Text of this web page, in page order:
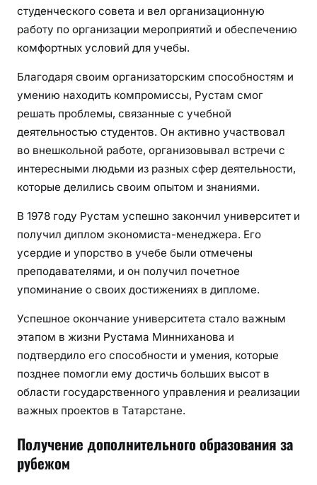
студенческого совета и вел организационную
работу по организации мероприятий и обеспечению
комфортных условий для учебы.
Благодаря своим организаторским способностям и
умению находить компромиссы, Рустам смог
решать проблемы, связанные с учебной
деятельностью студентов. Он активно участвовал
во внешкольной работе, организовывал встречи с
интересными людьми из разных сфер деятельности,
которые делились своим опытом и знаниями.
В 1978 году Рустам успешно закончил университет и
получил диплом экономиста-менеджера. Его
усердие и упорство в учебе были отмечены
преподавателями, и он получил почетное
упоминание о своих достижениях в дипломе.
Успешное окончание университета стало важным
этапом в жизни Рустама Минниханова и
подтвердило его способности и умения, которые
позднее помогли ему достичь больших высот в
области государственного управления и реализации
важных проектов в Татарстане.
Получение дополнительного образования за
рубежом